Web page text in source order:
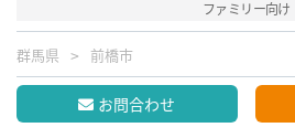
ファミリー向け
群馬県 前橋市
お問合わせ